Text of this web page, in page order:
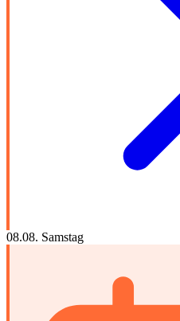
08.08. Samstag